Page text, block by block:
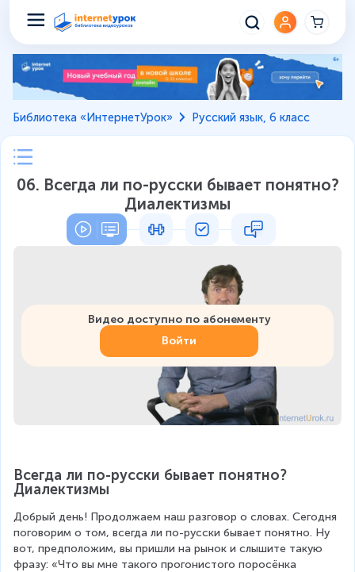
Библиотека «ИнтернетУрок» Русский язык, 6 класс
06. Всегда ли по-русски бывает понятно?
Диалектизмы
Видео доступно по абонементу
Войти
Всегда ли по-русски бывает понятно?
Диалектизмы
Добрый день! Продолжаем наш разговор о словах. Сегодня
поговорим о том, всегда ли по-русски бывает понятно. Ну
вот, предположим, вы пришли на рынок и слышите такую
фразу: «Что вы мне такого прогонистого поросёнка